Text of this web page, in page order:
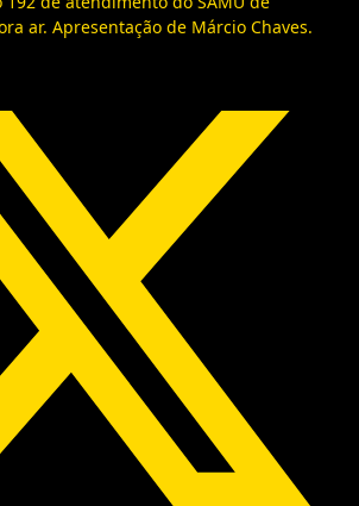
ar. Apresentação de Márcio Chaves.